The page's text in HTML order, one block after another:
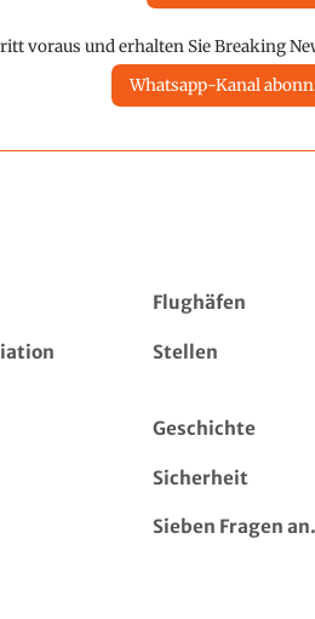
voraus und erhalten Sie Breaking
Whatsapp-Kanal
Flughäfen
Stellen
Geschichte
Sicherheit
Sieben Fragen